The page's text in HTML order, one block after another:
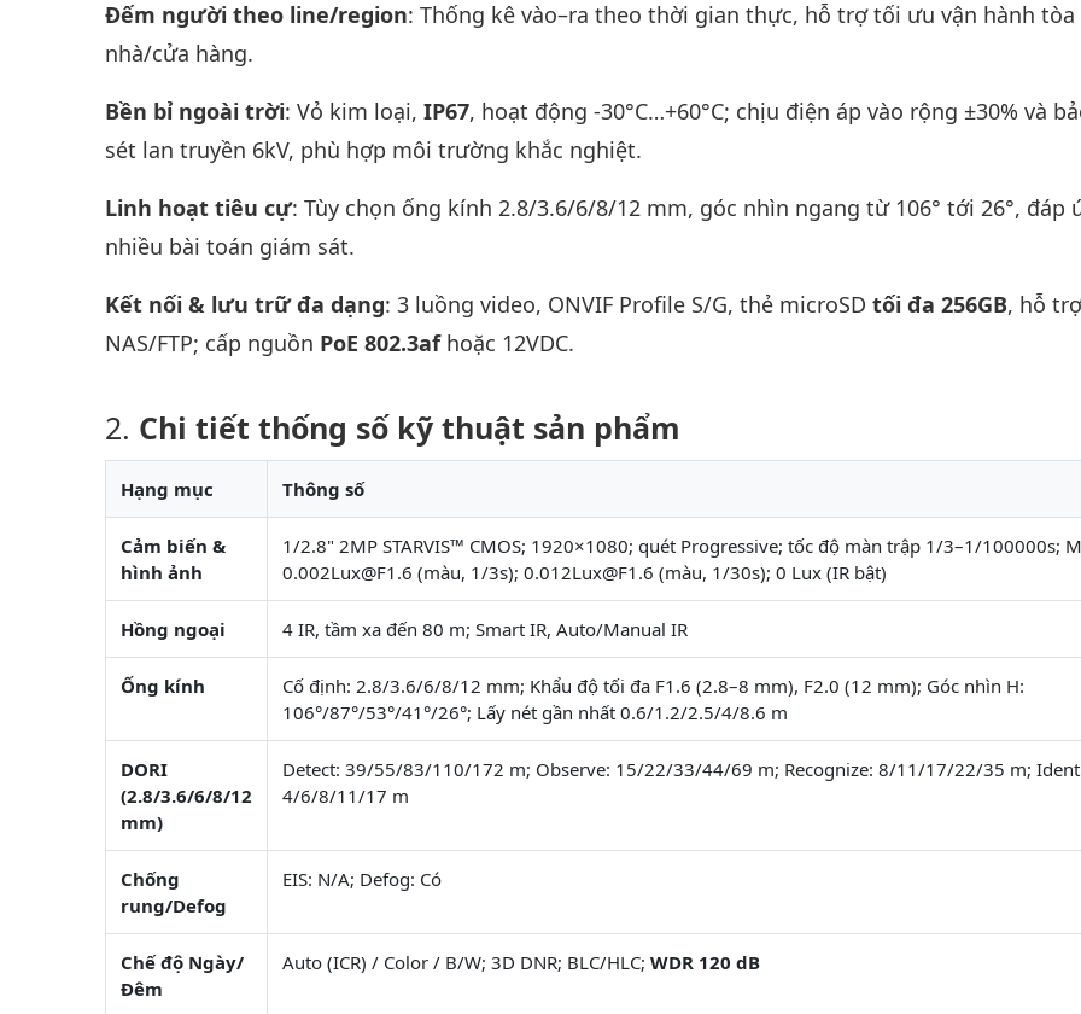
Đếm người theo line/region: Thống kê vào–ra theo thời gian thực, hỗ trợ tối ưu vận hành tòa
nhà/cửa hàng.
Bền bỉ ngoài trời: Vỏ kim loại, IP67, hoạt động -30°C…+60°C; chịu điện áp vào rộng ±30% và
sét lan truyền 6kV, phù hợp môi trường khắc nghiệt.
Linh hoạt tiêu cự: Tùy chọn ống kính 2.8/3.6/6/8/12 mm, góc nhìn ngang từ 106° tới 26°, đáp
nhiều bài toán giám sát.
Kết nối & lưu trữ đa dạng: 3 luồng video, ONVIF Profile S/G, thẻ microSD tối đa 256GB, hỗ trợ
NAS/FTP; cấp nguồn PoE 802.3afhoặc 12VDC.
Chi tiết thống số kỹ thuật sản phẩm
Hạng mục Thông số
Cảm biến &
hình ảnh
1/2.8" 2MP STARVIS™ CMOS; 1920×1080; quét Progressive; tốc độ màn trập 1/3–1/100000s;
0.002Lux@F1.6 (màu, 1/3s); 0.012Lux@F1.6 (màu, 1/30s); 0 Lux (IR bật)
Hồng ngoại 4 IR, tầm xa đến 80 m; Smart IR, Auto/Manual IR
Ống kính
Cố định: 2.8/3.6/6/8/12 mm; Khẩu độ tối đa F1.6 (2.8–8 mm), F2.0 (12 mm); Góc nhìn H:
106°/87°/53°/41°/26°; Lấy nét gần nhất 0.6/1.2/2.5/4/8.6 m
DORI
(2.8/3.6/6/8/12
mm)
Detect: 39/55/83/110/172 m; Observe: 15/22/33/44/69 m; Recognize: 8/11/17/22/35 m;
4/6/8/11/17 m
Chống
rung/Defog
EIS: N/A; Defog: Có
Chế độ Ngày/
Đêm
Auto (ICR) / Color / B/W; 3D DNR; BLC/HLC; WDR 120 dB